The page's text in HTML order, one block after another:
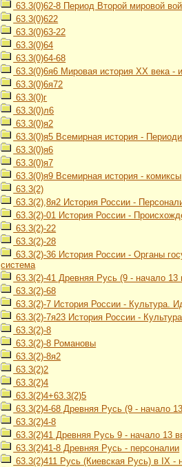
63.3(0)62-8 Период Второй мировой
63.3(0)622
63.3(0)63-22
63.3(0)64
63.3(0)64-68
63.3(0)6я6 Мировая история ХХ века -
63.3(0)6я72
63.3(0)г
63.3(0)л6
63.3(0)я2
63.3(0)я5 Всемирная история -
63.3(0)я6
63.3(0)я7
63.3(0)я9 Всемирная история - комиксы
63.3(2)
63.3(2),8я2 История России -
63.3(2)-01 История России -
63.3(2)-22
63.3(2)-28
63.3(2)-36 История России - Органы
система
63.3(2)-41 Древняя Русь (9 - начало 13
63.3(2)-68
63.3(2)-7 История России - Культура.
63.3(2)-7я23 История России -
63.3(2)-8
63.3(2)-8 Романовы
63.3(2)-8я2
63.3(2)2
63.3(2)4
63.3(2)4+63.3(2)5
63.3(2)4-68 Древняя Русь (9 - начало
63.3(2)4-8
63.3(2)41 Древняя Русь 9 - начало 13
63.3(2)41-8 Древняя Русь - персоналии
63.3(2)411 Русь (Киевская Русь) в IX -